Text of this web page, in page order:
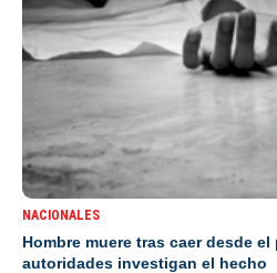
NACIONALES
Hombre muere tras caer desde
autoridades investigan el hecho